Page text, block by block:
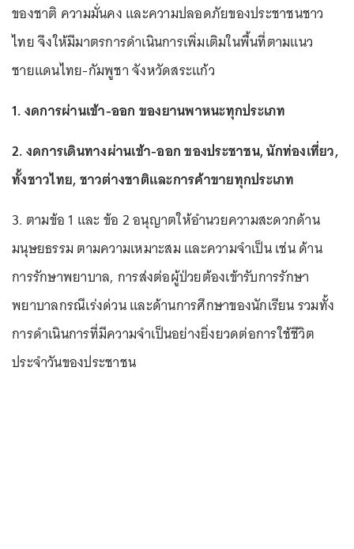
ของชาติ ความมั่นคง และความปลอดภัยของประชาชนชาว
ไทย จึงให้มีมาตรการดำเนินการเพิ่มเติมในพื้นที่ตามแนว
ชายแดนไทย-กัมพูชา จังหวัดสระแก้ว
1. งดการผ่านเข้า-ออก ของยานพาหนะทุกประเภท
2. งดการเดินทางผ่านเข้า-ออก ของประชาชน, นักท่องเที่ยว,
ทั้งชาวไทย, ชาวต่างชาติและการค้าขายทุกประเภท
3. ตามข้อ 1 และ ข้อ 2 อนุญาตให้อำนวยความสะดวกด้าน
มนุษยธรรม ตามความเหมาะสม และความจำเป็น เช่น ด้าน
การรักษาพยาบาล, การส่งต่อผู้ป่วยต้องเข้ารับการรักษา
พยาบาลกรณีเร่งด่วน และด้านการศึกษาของนักเรียน รวมทั้ง
การดำเนินการที่มีความจำเป็นอย่างยิ่งยวดต่อการใช้ชีวิต
ประจำวันของประชาชน